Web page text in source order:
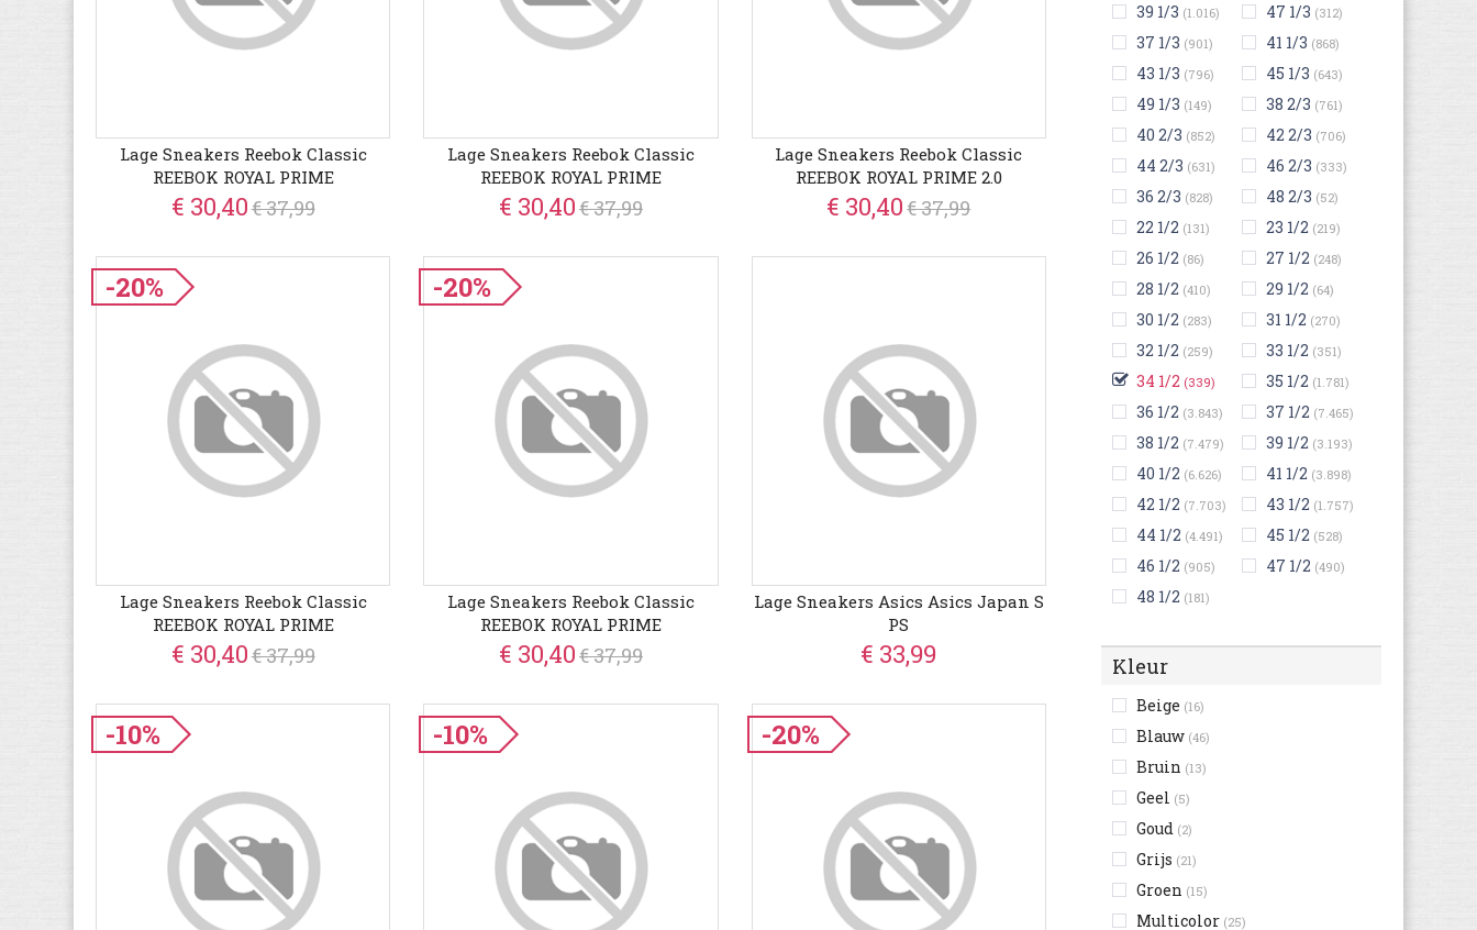
39 1/3 (1.016) 47 1/3 (312)
37 1/3 (901) 41 1/3 (868)
43 1/3 (796) 45 1/3 (643)
49 1/3 (149) 38 2/3 (761)
40 2/3 (852) 42 2/3 (706)
44 2/3 (631) 46 2/3 (333)
36 2/3 (828) 48 2/3 (52)
22 1/2 (131) 23 1/2 (219)
26 1/2 (86) 27 1/2 (248)
28 1/2 (410) 29 1/2 (64)
30 1/2 (283) 31 1/2 (270)
32 1/2 (259) 33 1/2 (351)
34 1/2 (339) 35 1/2 (1.781)
36 1/2 (3.843) 37 1/2 (7.465)
38 1/2 (7.479) 39 1/2 (3.193)
40 1/2 (6.626) 41 1/2 (3.898)
42 1/2 (7.703) 43 1/2 (1.757)
44 1/2 (4.491) 45 1/2 (528)
46 1/2 (905) 47 1/2 (490)
48 1/2 (181)
Kleur
Beige (16)
Blauw (46)
Bruin (13)
Geel (5)
Goud (2)
Grijs (21)
Groen (15)
Multicolor (25)
Lage Sneakers Reebok Classic
REEBOK ROYAL PRIME
€ 30,40€ 37,99
Lage Sneakers Reebok Classic
REEBOK ROYAL PRIME
€ 30,40€ 37,99
Lage Sneakers Reebok Classic
REEBOK ROYAL PRIME 2.0
€ 30,40€ 37,99
-20%
Lage Sneakers Reebok Classic
REEBOK ROYAL PRIME
€ 30,40€ 37,99
-20%
Lage Sneakers Reebok Classic
REEBOK ROYAL PRIME
€ 30,40€ 37,99
Lage Sneakers Asics Asics Japan S
PS
€ 33,99
-10% -10% -20%